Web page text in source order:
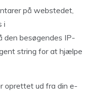
på webstedet,
i
den besøgendes IP-
string for at hjælpe
oprettet ud fra din e-